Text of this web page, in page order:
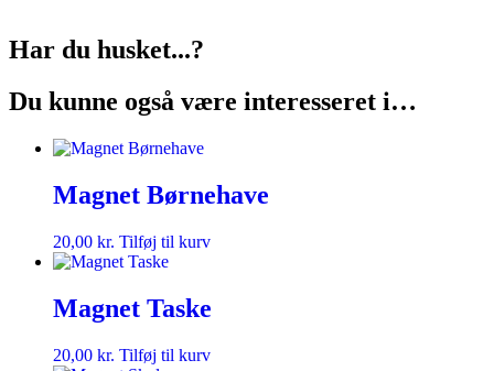
Har du husket...?
Du kunne også være interesseret i…
Magnet Børnehave
20,00 kr. Tilføj til kurv
Magnet Taske
20,00 kr. Tilføj til kurv